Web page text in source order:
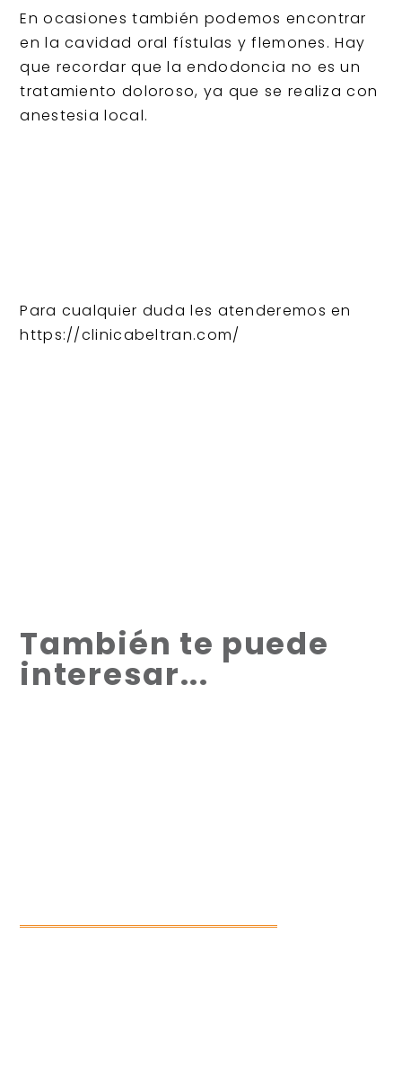
En ocasiones también podemos encontrar
en la cavidad oral fístulas y flemones. Hay
que recordar que la endodoncia no es un
tratamiento doloroso, ya que se realiza con
anestesia local.
Para cualquier duda les atenderemos en
https://clinicabeltran.com/
También te puede
interesar...